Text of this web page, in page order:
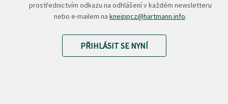
prostřednictvím odkazu na odhlášení v každém newsletteru
nebo e-mailem na kneippcz@hartmann.info.
PŘIHLÁSIT SE NYNÍ